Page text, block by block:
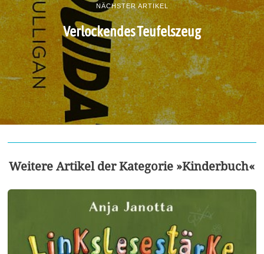
NÄCHSTER ARTIKEL
Verlockendes Teufelszeug
Weitere Artikel der Kategorie »Kinderbuch«